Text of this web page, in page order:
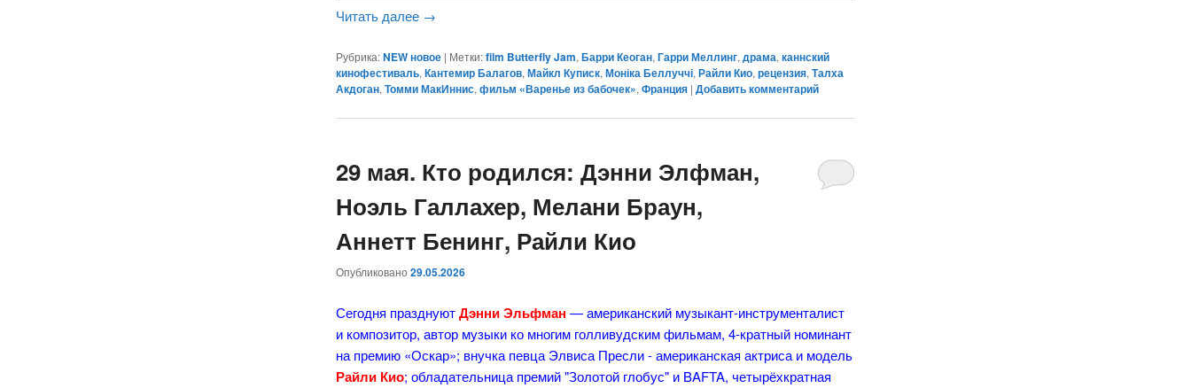
Читать далее →
Рубрика: NEW новое | Метки: film Butterfly Jam,Барри Кеоган,Гарри Меллинг,драма,каннский
кинофестиваль,Кантемир Балагов,Майкл Куписк,Моніка Беллуччі,Райли Кио,рецензия,Талха
Акдоган,Томми МакИннис,фильм «Варенье из бабочек»,Франция |Добавить комментарий
29 мая. Кто родился: Дэнни Элфман,
Ноэль Галлахер, Мелани Браун,
Аннетт Бенинг, Райли Кио
Опубликовано29.05.2026
Сегодня празднуютДэнни Эльфман — американский музыкант-инструменталист
и композитор, автор музыки ко многим голливудским фильмам, 4-кратный номинант
на премию «Оскар»; внучка певца Элвиса Пресли - американская актриса и модель
Райли Кио; обладательница премий "Золотой глобус" и BAFTA, четырёхкратная